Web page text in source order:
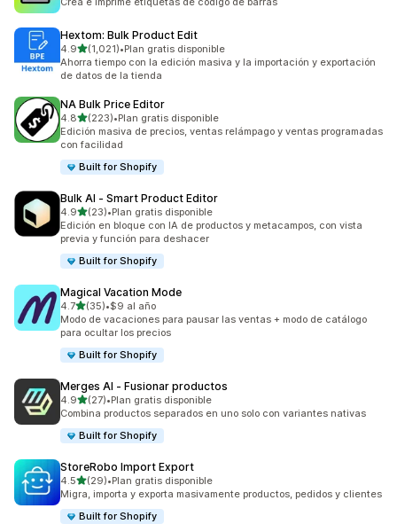
Hextom: Bulk Product Edit
4.9de 5 estrellas
(1,021)
1021 reseñas en total
•Plan gratis disponible
Ahorra tiempo con la edición masiva y la importación y exportación
de datos de la tienda
NA Bulk Price Editor
4.8de 5 estrellas
(223)
223 reseñas en total
•Plan gratis disponible
Edición masiva de precios, ventas relámpago y ventas programadas
con facilidad
Built for Shopify
Bulk AI ‑ Smart Product Editor
4.9de 5 estrellas
(23)
23 reseñas en total
•Plan gratis disponible
Edición en bloque con IA de productos y metacampos, con vista
previa y función para deshacer
Built for Shopify
Magical Vacation Mode
4.7de 5 estrellas
(35)
35 reseñas en total
•$9 al año
Modo de vacaciones para pausar las ventas + modo de catálogo
para ocultar los precios
Built for Shopify
Merges AI ‑ Fusionar productos
4.9de 5 estrellas
(27)
27 reseñas en total
•Plan gratis disponible
Combina productos separados en uno solo con variantes nativas
Built for Shopify
StoreRobo Import Export
4.5de 5 estrellas
(29)
29 reseñas en total
•Plan gratis disponible
Migra, importa y exporta masivamente productos, pedidos y clientes
Built for Shopify